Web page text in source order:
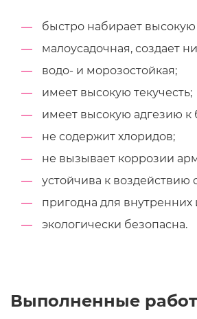
быстро набирает высокую
малоусадочная, создает
водо- и морозостойкая;
имеет высокую текучесть;
имеет высокую адгезию к
не содержит хлоридов;
не вызывает коррозии
устойчива к воздействию
пригодна для
экологически безопасна.
Выполненные